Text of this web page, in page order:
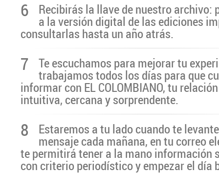
6 Recibirás la llave de nuestro archivo:
a la versión digital de las ediciones
consultarlas hasta un año atrás.
7 Te escuchamos para mejorar tu
trabajamos todos los días para que
informar con EL COLOMBIANO, tu
intuitiva, cercana y sorprendente.
8 Estaremos a tu lado cuando te
mensaje cada mañana, en tu correo
te permitirá tener a la mano información
con criterio periodístico y empezar el día